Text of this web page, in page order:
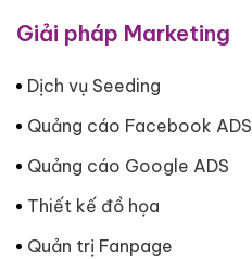
Giải pháp Marketing
Dịch vụ Seeding
Quảng cáo Facebook ADS
Quảng cáo Google ADS
Thiết kế đồ họa
Quản trị Fanpage